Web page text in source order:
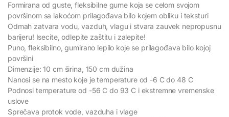
Formirana od guste, fleksibilne gume koja se celom svojom
površinom sa lakoćom prilagođava bilo kojem obliku i teksturi
Odmah zatvara vodu, vazduh, vlagu i stvara zauvek nepropusnu
barijeru! Isecite, odlepite zaštitu i zalepite!
Puno, fleksibilno, gumirano lepilo koje se prilagođava bilo kojoj
površini
Dimenzije: 10 cm širina, 150 cm dužina
Nanosi se na mesto koje je temperature od -6 C do 48 C
Podnosi temperature od -56 C do 93 C i ekstremne vremenske
uslove
Sprečava protok vode, vazduha i vlage